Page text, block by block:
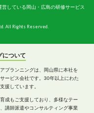
営している岡山・広島の研修サービス
All Rights Reserved.
について
プランニングは、岡山県に本社を
ービス会社です。30年以上にわた
援しています。
成もご支援しており、多様なテー
講師派遣やコンサルティング事業